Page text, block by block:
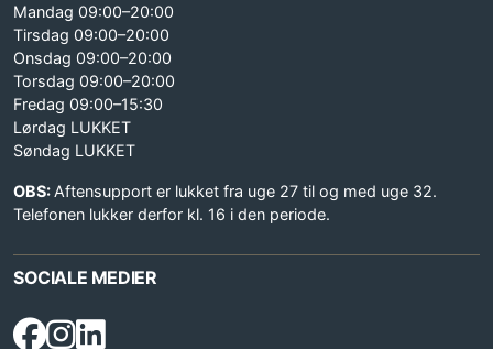
Mandag 09:00–20:00
Tirsdag 09:00–20:00
Onsdag 09:00–20:00
Torsdag 09:00–20:00
Fredag 09:00–15:30
Lørdag LUKKET
Søndag LUKKET
OBS: Aftensupport er lukket fra uge 27 til og med uge 32.
Telefonen lukker derfor kl. 16 i den periode.
SOCIALE MEDIER